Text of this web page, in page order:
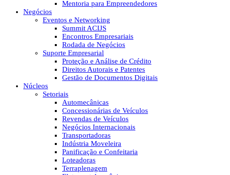
Mentoria para Empreendedores
Negócios
Eventos e Networking
Summit ACIJS
Encontros Empresariais
Rodada de Negócios
Suporte Empresarial
Proteção e Análise de Crédito
Direitos Autorais e Patentes
Gestão de Documentos Digitais
Núcleos
Setoriais
Automecânicas
Concessionárias de Veículos
Revendas de Veículos
Negócios Internacionais
Transportadoras
Indústria Moveleira
Panificação e Confeitaria
Loteadoras
Terraplenagem